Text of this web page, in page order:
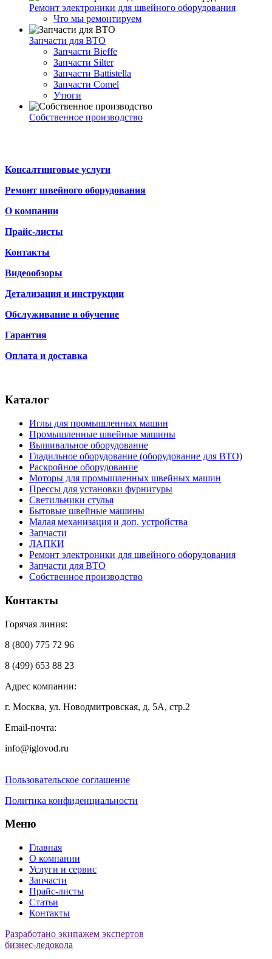
Ремонт электроники для швейного оборудования
Что мы ремонтируем
Запчасти для ВТО
Запчасти Bieffe
Запчасти Silter
Запчасти Battistella
Запчасти Comel
Утюги
Собственное производство
Консалтинговые услуги
Ремонт швейного оборудования
О компании
Прайс-листы
Контакты
Видеообзоры
Детализация и инструкции
Обслуживание и обучение
Гарантия
Оплата и доставка
Каталог
Иглы для промышленных машин
Промышленные швейные машины
Вышивальное оборудование
Гладильное оборудование (оборудование для ВТО)
Раскройное оборудование
Моторы для промышленных швейных машин
Прессы для установки фурнитуры
Светильники стулья
Бытовые швейные машины
Малая механизация и доп. устройства
Запчасти
ЛАПКИ
Ремонт электроники для швейного оборудования
Запчасти для ВТО
Собственное производство
Контакты
Горячая линия:
8 (800) 775 72 96
8 (499) 653 88 23
Адрес компании:
г. Москва, ул. Новодмитровская, д. 5А, стр.2
Email-почта:
info@iglovod.ru
Пользовательское соглашение
Политика конфиденциальности
Меню
Главная
О компании
Услуги и сервис
Запчасти
Прайс-листы
Статьи
Контакты
Разработано экипажем экспертов
бизнес-ледокола